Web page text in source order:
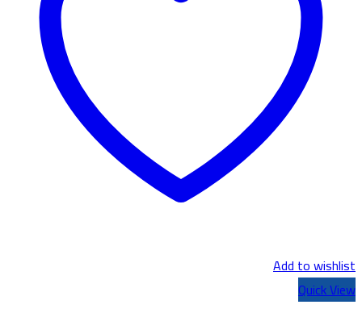
Add to wishlist
Quick View